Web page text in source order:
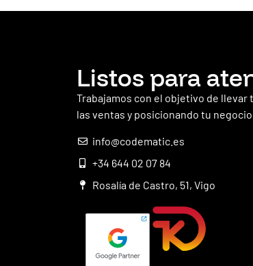
Listos para
Trabajamos con el objetivo de
las ventas y posicionando tu negocio.
info@codematic.es
+34 644 02 07 84
Rosalía de Castro, 51, Vigo